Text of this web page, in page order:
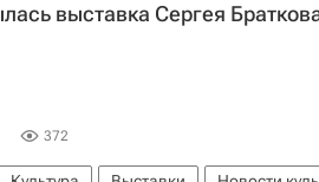
выставка Сергея
372